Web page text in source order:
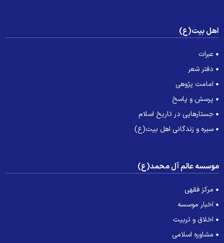
بیت(ع)
عبرات
دفتر شعر
امامت پژوهی
پرسش و پاسخ
جستارهایی در تاریخ اسلام
سیره و زندگانی اهل بیت(ع)
عالم آل محمد(ع)
مرکز فقهی
اخبار موسسه
اخلاق و تربیت
مشاوره اسلامی